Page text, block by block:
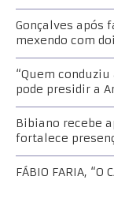
Gonçalves após
mexendo com
“Quem
pode presidir a
Bibiano recebe
fortalece
FÁBIO FARIA, “O